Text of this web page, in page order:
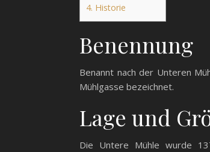
4. Historie
Benennung
Benannt nach der Unteren
Mühlgasse bezeichnet.
Lage und
Die Untere Mühle wurde